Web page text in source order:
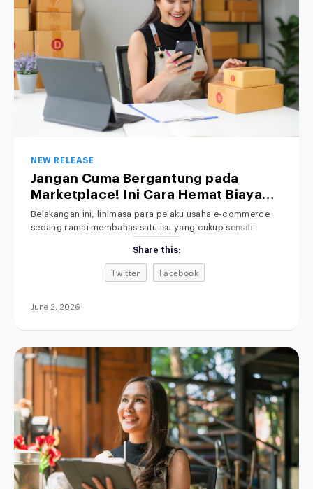
NEW RELEASE
Jangan Cuma Bergantung pada
Marketplace! Ini Cara Hemat Biaya
Operasional Toko Retail Anda
Belakangan ini, linimasa para pelaku usaha e-commerce
sedang ramai membahas satu isu yang cukup sensitif:
retail, kebijakan baru ini jelas memicu kekhawatiran serius.
Bagaimana tidak? Di tengah ketatnya persaingan pasar,
margin keuntungan yang sudah dihitung matang-matang
platform yang
Share this:
Twitter Facebook
June 2, 2026